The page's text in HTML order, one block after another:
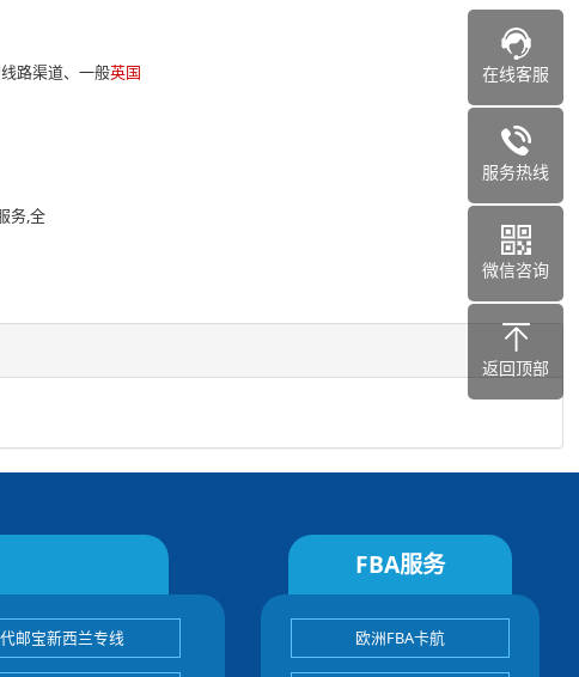
路渠道、一般英国
务,全
代邮宝新西兰专线
FBA服务
欧洲FBA卡航
在线客服
服务热线
微信咨询
返回顶部